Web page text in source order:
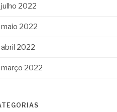
julho 2022
maio 2022
abril 2022
março 2022